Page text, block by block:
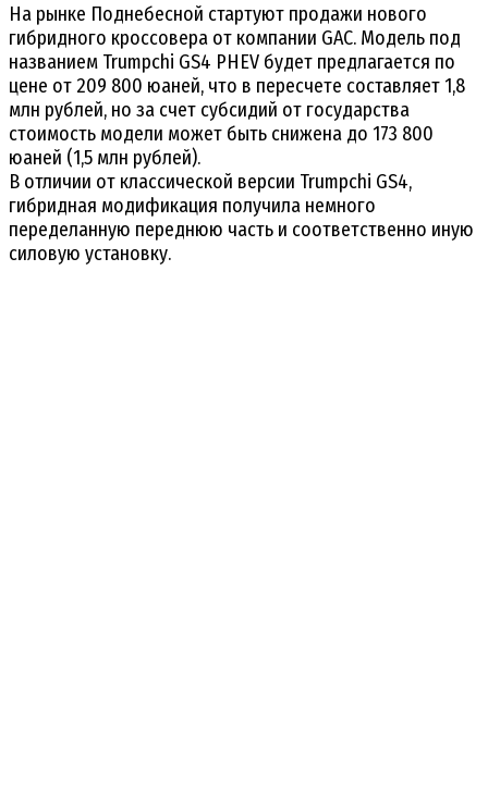
На рынке Поднебесной стартуют продажи нового
гибридного кроссовера от компании GAC. Модель под
названием Trumpchi GS4 PHEV будет предлагается по
цене от 209 800 юаней, что в пересчете составляет 1,8
млн рублей, но за счет субсидий от государства
стоимость модели может быть снижена до 173 800
юаней (1,5 млн рублей).
В отличии от классической версии Trumpchi GS4,
гибридная модификация получила немного
переделанную переднюю часть и соответственно иную
силовую установку.